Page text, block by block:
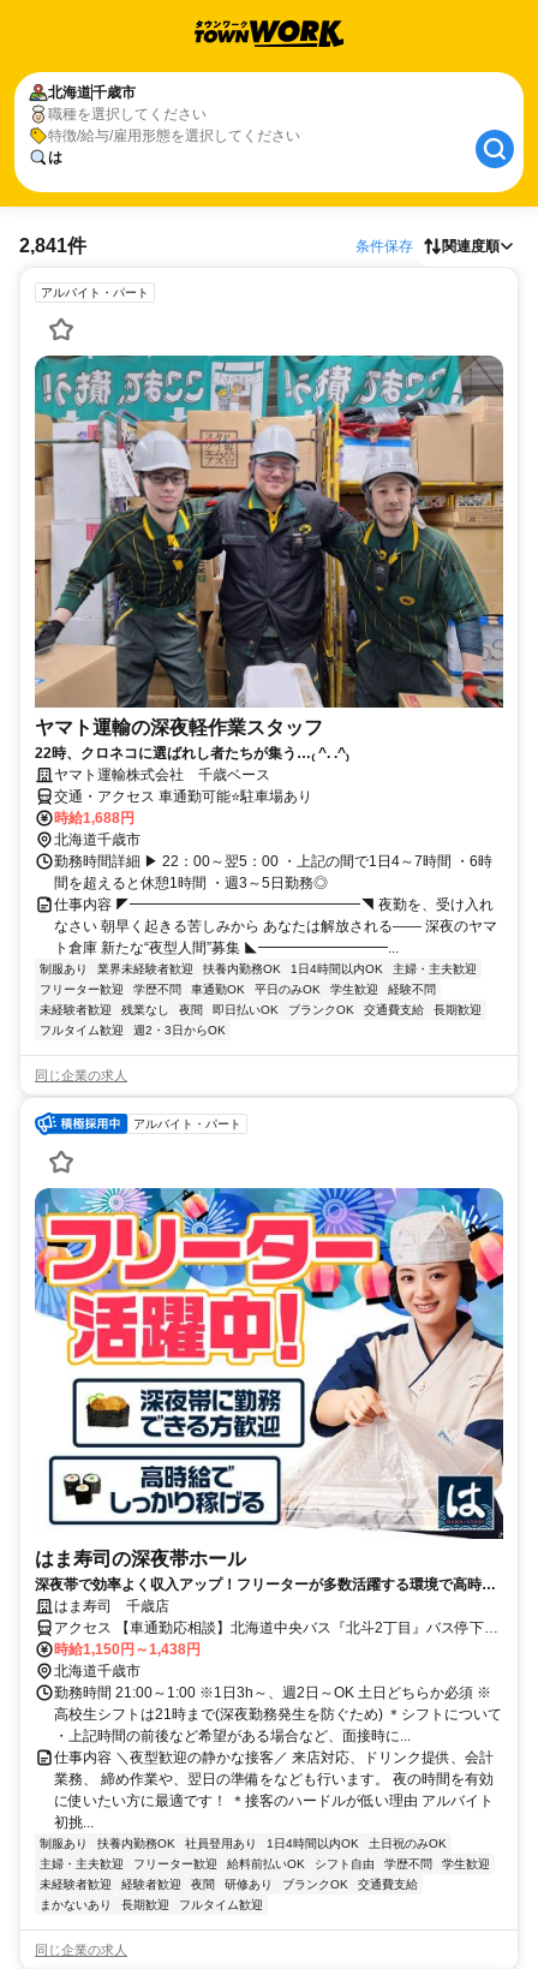
北海道千歳市
職種を選択してください
特徴/給与/雇用形態を選択してください
は
2,841件 条件保存 関連度順
アルバイト・パート
ヤマト運輸の深夜軽作業スタッフ
22時、クロネコに選ばれし者たちが集う…₍ ^. .^₎
ヤマト運輸株式会社 千歳ベース
交通・アクセス 車通勤可能⭐駐車場あり
時給1,688円
北海道千歳市
勤務時間詳細 ▶ 22：00～翌5：00 ・上記の間で1日4～7時間 ・6時
間を超えると休憩1時間 ・週3～5日勤務◎
仕事内容 ◤━━━━━━━━━━━━━━━━◥ 夜勤を、受け入れ
なさい 朝早く起きる苦しみから あなたは解放される―― 深夜のヤマ
ト倉庫 新たな“夜型人間”募集 ◣━━━━━━━━━...
制服あり 業界未経験者歓迎 扶養内勤務OK 1日4時間以内OK
主婦・主夫歓迎
フリーター歓迎
学歴不問 車通勤OK 平日のみOK 学生歓迎
経験不問
未経験者歓迎
残業なし 夜間 即日払いOK ブランクOK 交通費支給
長期歓迎
フルタイム歓迎
週2・3日からOK
同じ企業の求人
アルバイト・パート
はま寿司の深夜帯ホール
深夜帯で効率よく収入アップ！フリーターが多数活躍する環境で高時給
で働きませんか？
はま寿司 千歳店
アクセス 【車通勤応相談】北海道中央バス『北斗2丁目』バス停下車
徒歩3分
時給1,150円～1,438円
北海道千歳市
勤務時間 21:00～1:00 ※1日3h～、週2日～OK 土日どちらか必須 ※
高校生シフトは21時まで(深夜勤務発生を防ぐため) ＊シフトについて
・上記時間の前後など希望がある場合など、面接時に...
仕事内容 ＼夜型歓迎の静かな接客／ 来店対応、ドリンク提供、会計
業務、 締め作業や、翌日の準備をなども行います。 夜の時間を有効
に使いたい方に最適です！ ＊接客のハードルが低い理由 アルバイト
初挑...
制服あり 扶養内勤務OK 社員登用あり 1日4時間以内OK
土日祝のみOK
主婦・主夫歓迎
フリーター歓迎 給料前払いOK シフト自由 学歴不問
学生歓迎
未経験者歓迎
経験者歓迎 夜間 研修あり ブランクOK
交通費支給
まかないあり
長期歓迎 フルタイム歓迎
同じ企業の求人